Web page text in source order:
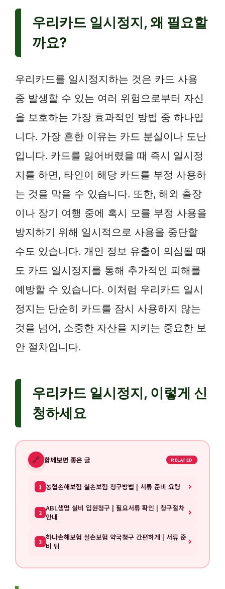
우리카드 일시정지, 왜 필요할
까요?
우리카드를 일시정지하는 것은 카드 사용
중 발생할 수 있는 여러 위험으로부터 자신
을 보호하는 가장 효과적인 방법 중 하나입
니다. 가장 흔한 이유는 카드 분실이나 도난
입니다. 카드를 잃어버렸을 때 즉시 일시정
지를 하면, 타인이 해당 카드를 부정 사용하
는 것을 막을 수 있습니다. 또한, 해외 출장
이나 장기 여행 중에 혹시 모를 부정 사용을
방지하기 위해 일시적으로 사용을 중단할
수도 있습니다. 개인 정보 유출이 의심될 때
도 카드 일시정지를 통해 추가적인 피해를
예방할 수 있습니다. 이처럼 우리카드 일시
정지는 단순히 카드를 잠시 사용하지 않는
것을 넘어, 소중한 자산을 지키는 중요한 보
안 절차입니다.
우리카드 일시정지, 이렇게 신
청하세요
🔗 함께보면 좋은 글 RELATED
1 농협손해보험 실손보험 청구방법 | 서류 준비 요령
2 ABL생명 실비 입원청구 | 필요서류 확인 | 청구절차
안내
3 하나손해보험 실손보험 약국청구 간편하게 | 서류 준
비 팁